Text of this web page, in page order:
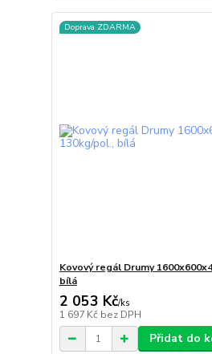
Doprava ZDARMA
Kovový regál Drumy
bílá
2 053 Kč/ks
1 697 Kč bez DPH
Přidat do